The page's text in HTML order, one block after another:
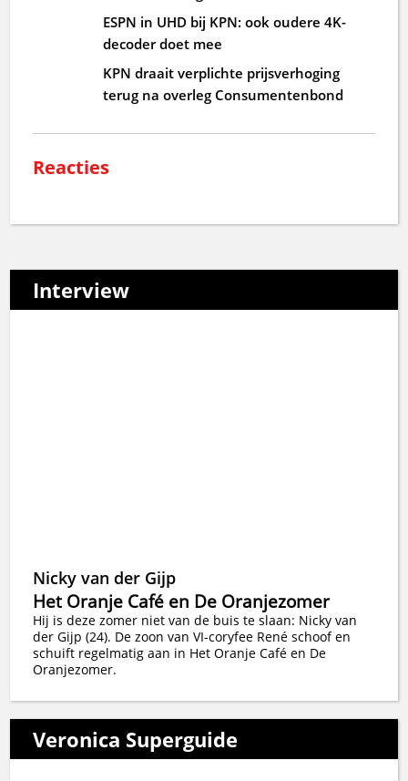
ESPN in UHD bij KPN: ook oudere 4K-
decoder doet mee
KPN draait verplichte prijsverhoging
terug na overleg Consumentenbond
Reacties
Interview
Nicky van der Gijp
Het Oranje Café en De Oranjezomer
Hij is deze zomer niet van de buis te slaan: Nicky van
der Gijp (24). De zoon van VI-coryfee René schoof en
schuift regelmatig aan in Het Oranje Café en De
Oranjezomer.
Veronica Superguide